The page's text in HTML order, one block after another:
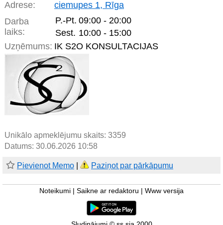
Adrese:
ciemupes 1, Rīga
Darba
laiks:
P.-Pt. 09:00 - 20:00
Sest. 10:00 - 15:00
Uzņēmums: IK S2O KONSULTACIJAS
Unikālo apmeklējumu skaits: 3359
Datums: 30.06.2026 10:58
Pievienot Memo Paziņot par pārkāpumu
Noteikumi Saikne ar redaktoru Www versija